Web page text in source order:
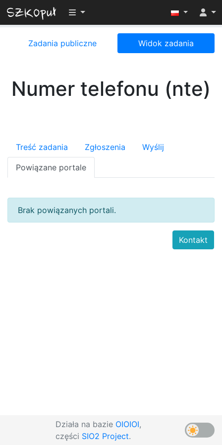
Przełącz widoczność menu
Zadania publiczne Widok zadania
Numer telefonu (nte)
Treść zadania Zgłoszenia Wyślij
Powiązane portale
Brak powiązanych portali.
Działa na bazie OIOIOI,
części SIO2 Project.
Kontakt